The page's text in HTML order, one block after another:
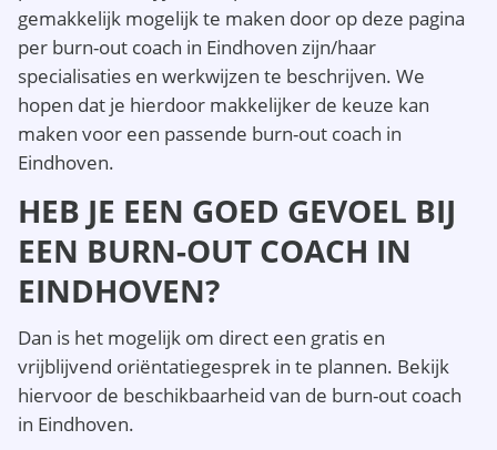
gemakkelijk mogelijk te maken door op deze pagina
per burn-out coach in Eindhoven zijn/haar
specialisaties en werkwijzen te beschrijven. We
hopen dat je hierdoor makkelijker de keuze kan
maken voor een passende burn-out coach in
Eindhoven.
HEB JE EEN GOED GEVOEL BIJ
EEN BURN-OUT COACH IN
EINDHOVEN?
Dan is het mogelijk om direct een gratis en
vrijblijvend oriëntatiegesprek in te plannen. Bekijk
hiervoor de beschikbaarheid van de burn-out coach
in Eindhoven.